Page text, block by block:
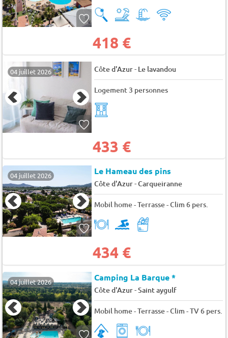
418 €
04 juillet 2026 Côte d'Azur- Le lavandou
Logement 3 personnes
433 €
04 juillet 2026 Le Hameau des pins
Côte d'Azur-Carqueiranne
Mobil home - Terrasse - Clim 6 pers.
434 €
04 juillet 2026 Camping La Barque *
Côte d'Azur-Saint aygulf
Mobil home - Terrasse - Clim - TV 6 pers.